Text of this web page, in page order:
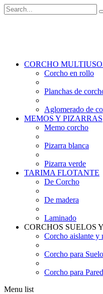
CORCHO
Corcho en rollo
Planchas de
Aglomerado de
MEMOS Y PIZARRAS
Memo corcho
Pizarra blanca
Pizarra verde
TARIMA FLOTANTE
De Corcho
De madera
Laminado
CORCHOS SUELOS
Corcho aislante y
Corcho para
Corcho para
Menu list